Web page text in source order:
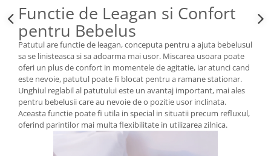
Functie de Leagan si Confort
pentru Bebelus
Patutul are functie de leagan, conceputa pentru a ajuta bebelusul
sa se linisteasca si sa adoarma mai usor. Miscarea usoara poate
oferi un plus de confort in momentele de agitatie, iar atunci cand
este nevoie, patutul poate fi blocat pentru a ramane stationar.
Unghiul reglabil al patutului este un avantaj important, mai ales
pentru bebelusii care au nevoie de o pozitie usor inclinata.
Aceasta functie poate fi utila in special in situatii precum refluxul,
oferind parintilor mai multa flexibilitate in utilizarea zilnica.